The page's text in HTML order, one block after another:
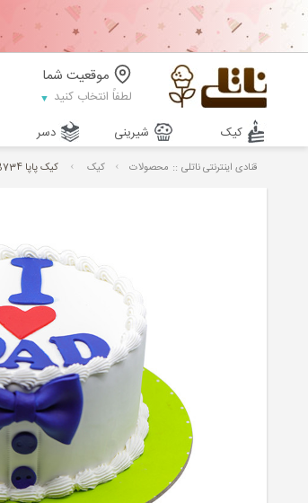
موقعیت شما
لطفاً انتخاب کنید
کیک شیرینی دسر
قنادی اینترنتی ناتلی :: محصولات کیک کیک پاپا BB734